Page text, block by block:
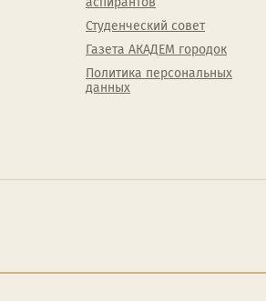
Студенческий совет
Газета АКАДЕМ городок
Политика персональных
данных